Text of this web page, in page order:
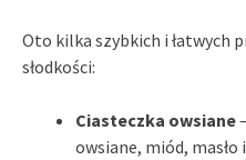
Oto kilka szybkich i łatwych
słodkości:
Ciasteczka owsiane
owsiane, miód,